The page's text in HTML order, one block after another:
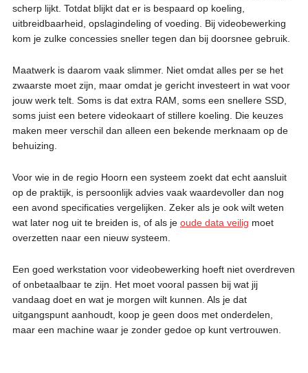
scherp lijkt. Totdat blijkt dat er is bespaard op koeling,
uitbreidbaarheid, opslagindeling of voeding. Bij videobewerking
kom je zulke concessies sneller tegen dan bij doorsnee gebruik.
Maatwerk is daarom vaak slimmer. Niet omdat alles per se het
zwaarste moet zijn, maar omdat je gericht investeert in wat voor
jouw werk telt. Soms is dat extra RAM, soms een snellere SSD,
soms juist een betere videokaart of stillere koeling. Die keuzes
maken meer verschil dan alleen een bekende merknaam op de
behuizing.
Voor wie in de regio Hoorn een systeem zoekt dat echt aansluit
op de praktijk, is persoonlijk advies vaak waardevoller dan nog
een avond specificaties vergelijken. Zeker als je ook wilt weten
wat later nog uit te breiden is, of als je oude data veilig moet
overzetten naar een nieuw systeem.
Een goed werkstation voor videobewerking hoeft niet overdreven
of onbetaalbaar te zijn. Het moet vooral passen bij wat jij
vandaag doet en wat je morgen wilt kunnen. Als je dat
uitgangspunt aanhoudt, koop je geen doos met onderdelen,
maar een machine waar je zonder gedoe op kunt vertrouwen.